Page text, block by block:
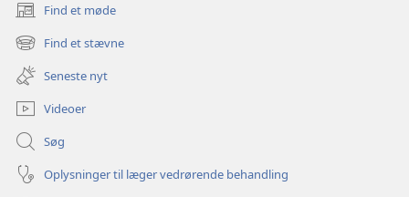
Find et møde
(åbner
nyt
vindue)
Find et stævne
(åbner
nyt
vindue)
Seneste nyt
Videoer
Søg
Oplysninger til læger vedrørende behandling